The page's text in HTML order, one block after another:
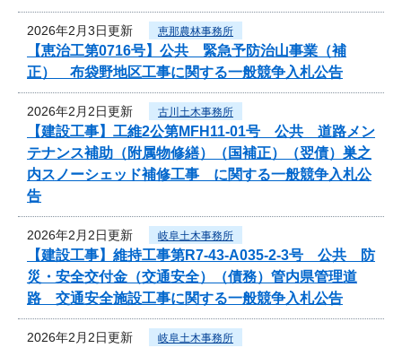
2026年2月3日更新 恵那農林事務所
【恵治工第0716号】公共 緊急予防治山事業（補
正） 布袋野地区工事に関する一般競争入札公告
2026年2月2日更新 古川土木事務所
【建設工事】工維2公第MFH11-01号 公共 道路メン
テナンス補助（附属物修繕）（国補正）（翌債）巣之
内スノーシェッド補修工事 に関する一般競争入札公
告
2026年2月2日更新 岐阜土木事務所
【建設工事】維持工事第R7-43-A035-2-3号 公共 防
災・安全交付金（交通安全）（債務）管内県管理道
路 交通安全施設工事に関する一般競争入札公告
2026年2月2日更新 岐阜土木事務所